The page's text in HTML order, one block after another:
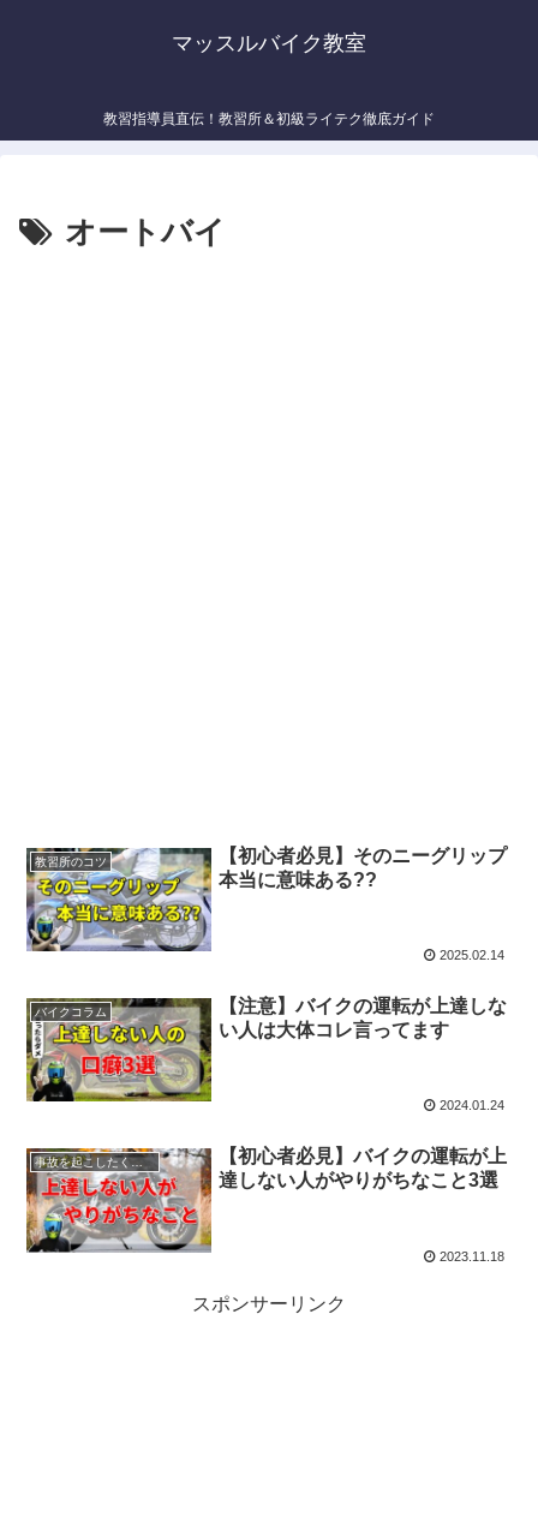
マッスルバイク教室
教習指導員直伝！教習所＆初級ライテク徹底ガイド
オートバイ
教習所のコツ
【初心者必見】そのニーグリップ
本当に意味ある??
2025.02.14
バイクコラム
【注意】バイクの運転が上達しな
い人は大体コレ言ってます
2024.01.24
事故を起こしたくない人へ
【初心者必見】バイクの運転が上
達しない人がやりがちなこと3選
2023.11.18
スポンサーリンク